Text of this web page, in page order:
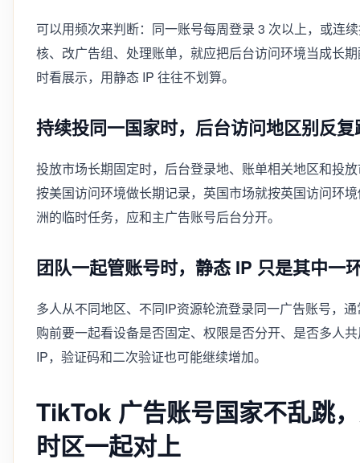
可以用频次来判断：同一账号每周登录 3 次以上，或连
核、改广告组、处理账单，就应把后台访问环境当成长
时看展示，用静态 IP 往往不划算。
持续投同一国家时，后台访问地区别反复
投放市场长期固定时，后台登录地、账单相关地区和投
按美国访问环境做长期记录，英国市场就按英国访问环
洲的临时任务，应和主广告账号后台分开。
团队一起管账号时，静态 IP 只是其中一
多人从不同地区、不同IP资源轮流登录同一广告账号，
购前要一起看设备是否固定、权限是否分开、是否多人
IP，验证码和二次验证也可能继续增加。
TikTok 广告账号国家不乱跳
时区一起对上